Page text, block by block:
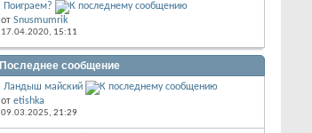
Поиграем?
от Snusmumrik
17.04.2020, 15:11
Последнее сообщение
Ландыш майский
от etishka
09.03.2025, 21:29